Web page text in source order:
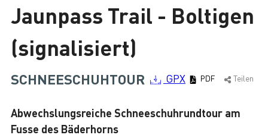
Jaunpass Trail - Boltigen
(signalisiert)
SCHNEESCHUHTOUR GPX PDF Teilen
Abwechslungsreiche Schneeschuhrundtour am
Fusse des Bäderhorns